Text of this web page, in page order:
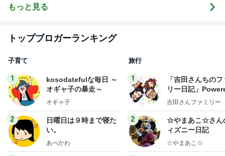
もっと見る
トップブロガーランキング
子育て
1
kosodatefulな毎日 ～
オギャ子の暴走～
オギャ子
2
日曜日は９時まで寝た
い。
あべかわ
旅行
1
「吉田さんちの
リー日記」
y Ameba 吉田さ
ログ
吉田さんファミリー
2
☆やまあこ☆さん
ィズニー日記
☆やまあこ☆